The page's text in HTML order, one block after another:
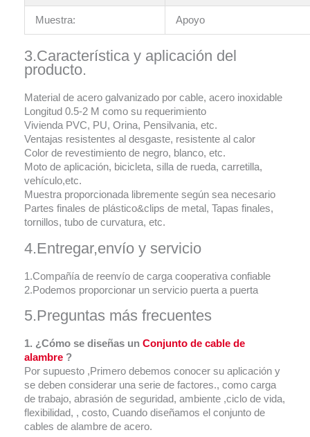
Muestra: Apoyo
3.Característica y aplicación del
producto.
Material de acero galvanizado por cable, acero inoxidable
Longitud 0.5-2 M como su requerimiento
Vivienda PVC, PU, Orina, Pensilvania, etc.
Ventajas resistentes al desgaste, resistente al calor
Color de revestimiento de negro, blanco, etc.
Moto de aplicación, bicicleta, silla de rueda, carretilla,
vehículo,etc.
Muestra proporcionada libremente según sea necesario
Partes finales de plástico&clips de metal, Tapas finales,
tornillos, tubo de curvatura, etc.
4.Entregar,envío y servicio
1.Compañía de reenvío de carga cooperativa confiable
2.Podemos proporcionar un servicio puerta a puerta
5.Preguntas más frecuentes
1. ¿Cómo se diseñas un Conjunto de cable de
alambre ?
Por supuesto ,Primero debemos conocer su aplicación y
se deben considerar una serie de factores., como carga
de trabajo, abrasión de seguridad, ambiente ,ciclo de vida,
flexibilidad, , costo, Cuando diseñamos el conjunto de
cables de alambre de acero.